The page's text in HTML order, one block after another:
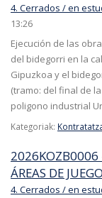
4. Cerrados / en
13:26
Ejecución de las
del bidegorri en la
Gipuzkoa y el
(tramo: del final de
poligono industrial
Kategoriak:
2026KOZB0006
ÁREAS DE
4. Cerrados / en